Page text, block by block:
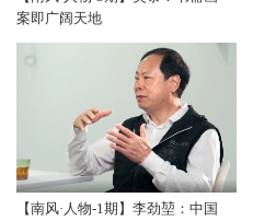
案即广阔天地
【南风·人物-1期】李劲堃：中国